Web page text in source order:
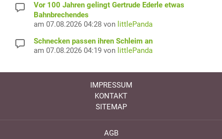
Vor 100 Jahren gelingt Gertrude Ederle etwas
Bahnbrechendes
am 07.08.2026 04:28 von littlePanda
Schnecken passen ihren Schleim an
am 07.08.2026 04:19 von littlePanda
IMPRESSUM
KONTAKT
SITEMAP
AGB